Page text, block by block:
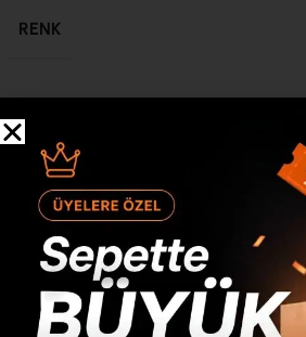
RENK
Ürün Açıklaması
Nord Tv Ünitesi Sehpası 3 Kapaklı
Sepet-Beyaz ND6-SW Nord Tv
Ahşap Ayaklı 180cm Sepet-Beyaz
:1800 mm Derinlik: 341 mm
Malzemeler : 1.sınıf E1 kalite
çocuk sağlığına uygun melamin kaplı